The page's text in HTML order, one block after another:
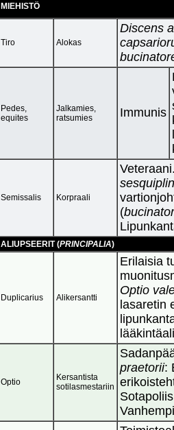
MIEHISTÖ
Tiro Alokas
Discens
Pedes,
equites
Jalkamies,
ratsumies
Immunis
Semissalis Korpraali
(bucinator
ALIUPSEERIT (PRINCIPALIA)
Duplicarius Alikersantti
Erilaisia
Optio
lasaretin
Optio
Kersantista
sotilasmestariin
praetorii: